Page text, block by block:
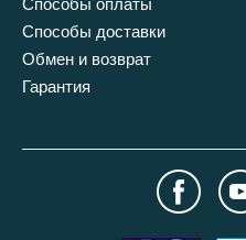
Способы оплаты
Способы доставки
Обмен и возврат
Гарантия